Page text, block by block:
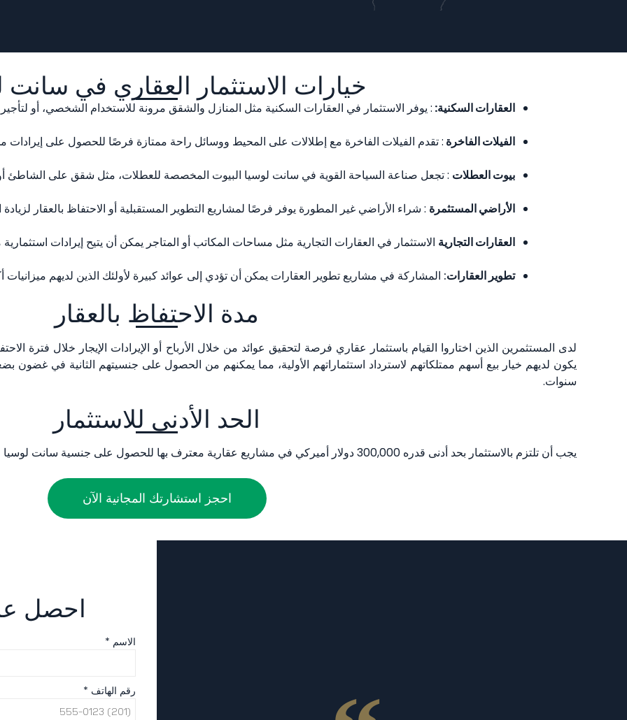
خيارات الاستثمار العقاري في سانت
العقارات السكنية: : يوفر الاستثمار في العقارات السكنية مثل المنازل والشقق مرونة للاستخدام الشخصي، أو
الفيلات الفاخرة : تقدم الفيلات الفاخرة مع إطلالات على المحيط ووسائل راحة ممتازة فرصًا للحصول على إيرادات من
بيوت العطلات : تجعل صناعة السياحة القوية في سانت لوسيا البيوت المخصصة للعطلات، مثل شقق على الشاطئ أو
الأراضي المستثمرة : شراء الأراضي غير المطورة يوفر فرصًا لمشاريع التطوير المستقبلية أو الاحتفاظ بالعقار لزيادة
العقارات التجارية الاستثمار في العقارات التجارية مثل مساحات المكاتب أو المتاجر يمكن أن يتيح إيرادات
تطوير العقارات: المشاركة في مشاريع تطوير العقارات يمكن أن تؤدي إلى عوائد كبيرة لأولئك الذين لديهم
مدة الاحتفاظ بالعقار
لدى المستثمرين الذين اختاروا القيام باستثمار عقاري فرصة لتحقيق عوائد من خلال الأرباح أو الإيرادات الإيجار خلال فترة
يكون لديهم خيار بيع أسهم ممتلكاتهم لاسترداد استثماراتهم الأولية، مما يمكنهم من الحصول على جنسيتهم الثانية في
سنوات.
الحد الأدنى للاستثمار
يجب أن تلتزم بالاستثمار بحد أدنى قدره 300,000 دولار أميركي في مشاريع عقارية معترف بها للحصول على جنسية سانت لوسيا
احجز استشارتك المجانية الآن
احصل
الاسم *
رقم الهاتف *